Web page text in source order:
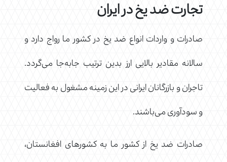
تجارت ضد یخ در ایران
صادرات و واردات انواع ضد یخ در کشور ما رواج دارد و
سالانه مقادیر بالایی ارز بدین ترتیب جابه‌جا می‌گردد.
تاجران و بازرگانان ایرانی در این زمینه مشغول به فعالیت
و سودآوری می‌باشند.
صادرات ضد یخ از کشور ما به کشورهای افغانستان،